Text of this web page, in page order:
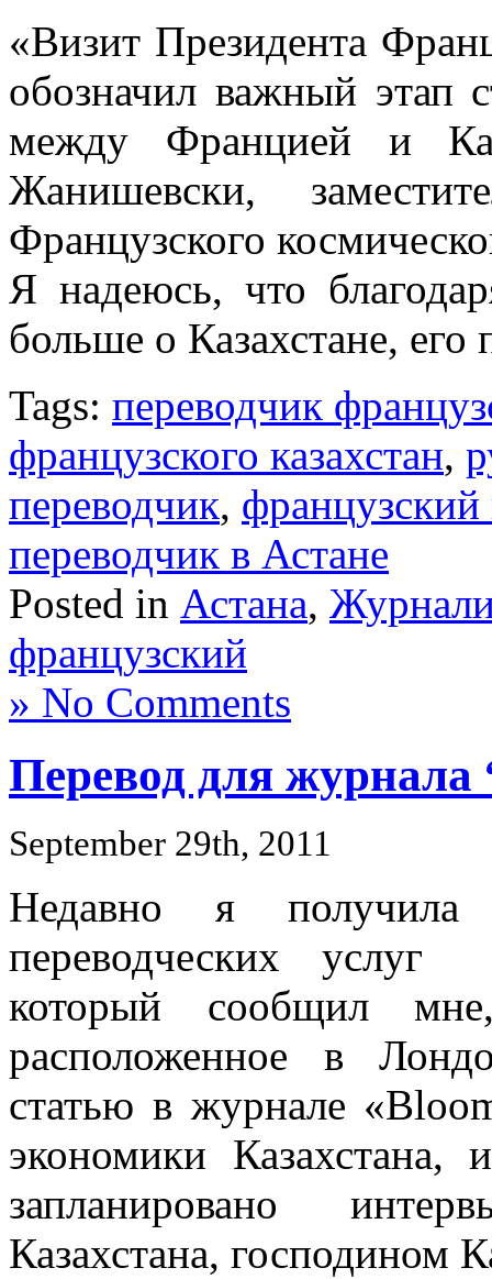
«Визит Президента
обозначил важный этап
между Францией и
Жанишевски,
Французского
Я надеюсь, что
больше о Казахстане,
Tags: переводчик
французского казахстан,
переводчик, французский
переводчик в Астане
Posted in Астана,
французский
» No Comments
Перевод для журнала
September 29th, 2011
Недавно я получила
переводческих
который сообщил
расположенное в
статью в журнале
экономики
запланировано
Казахстана,